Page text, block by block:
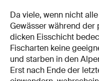
Da viele, wenn nicht
Gewässer während der
dicken Eisschicht
Fischarten keine
und starben in den
Erst nach Ende der